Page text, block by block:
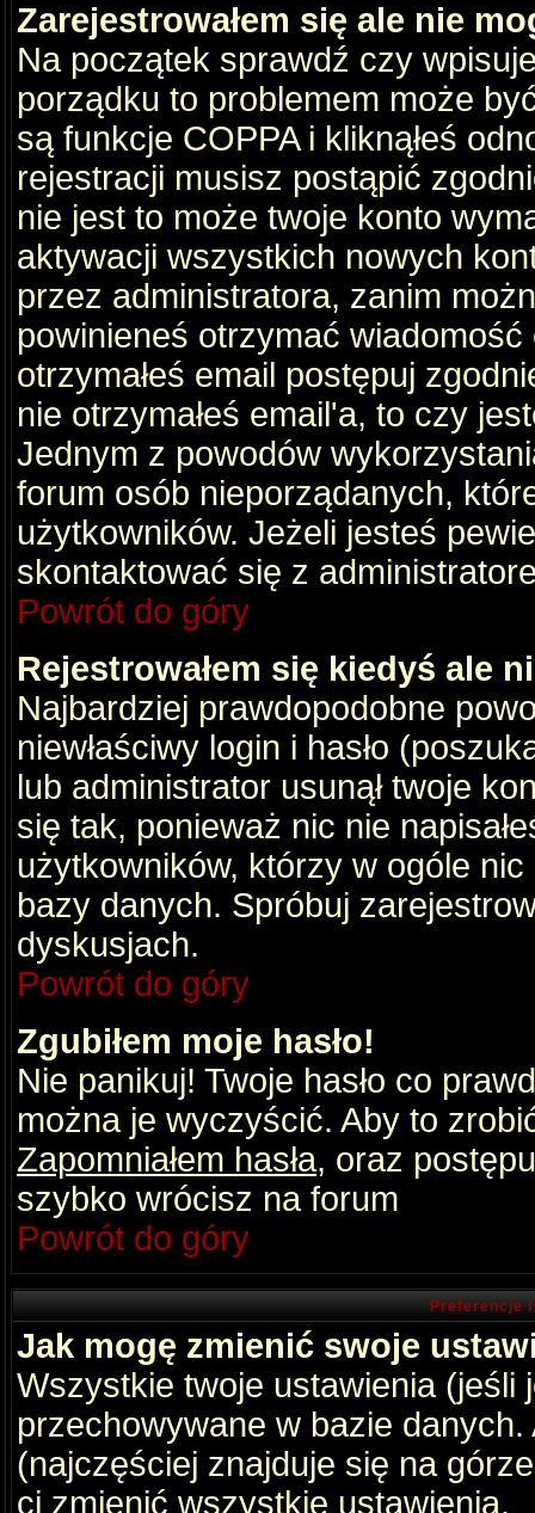
Zarejestrowałem się ale nie
Na początek sprawdź czy
porządku to problemem może
są funkcje COPPA i kliknąłeś
rejestracji musisz postąpić
nie jest to może twoje konto
aktywacji wszystkich nowych
przez administratora, zanim
powinieneś otrzymać
otrzymałeś email postępuj
nie otrzymałeś email'a, to czy
Jednym z powodów
forum osób nieporządanych,
użytkowników. Jeżeli jesteś
skontaktować się z
Powrót do góry
Rejestrowałem się kiedyś ale
Najbardziej prawdopodobne
niewłaściwy login i hasło
lub administrator usunął twoje
się tak, ponieważ nic nie
użytkowników, którzy w ogóle
bazy danych. Spróbuj
dyskusjach.
Powrót do góry
Zgubiłem moje hasło!
Nie panikuj! Twoje hasło co
można je wyczyścić. Aby to
Zapomniałem hasła, oraz
szybko wrócisz na forum
Powrót do góry
Preferencje
Jak mogę zmienić swoje
Wszystkie twoje ustawienia (jeśli
przechowywane w bazie
(najczęściej znajduje się na
ci zmienić wszystkie ustawienia.